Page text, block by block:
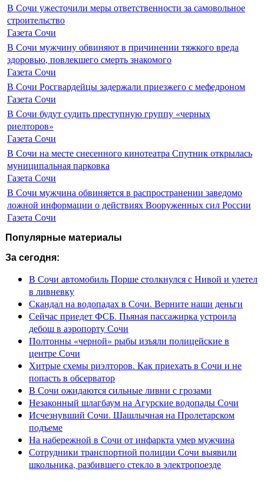
В Сочи ужесточили меры ответственности за самовольное
строительство
Газета Сочи
В Сочи мужчину обвиняют в причинении тяжкого вреда
здоровью, повлекшего смерть знакомого
Газета Сочи
В Сочи Росгвардейцы задержали приезжего с мефедроном
Газета Сочи
В Сочи будут судить преступную группу «черных
риелторов»
Газета Сочи
В Сочи на месте снесенного кинотеатра Спутник открылась
муниципальная парковка
Газета Сочи
В Сочи мужчина обвиняется в распространении заведомо
ложной информации о действиях Вооруженных сил России
Газета Сочи
Популярные материалы
За сегодня:
В Сочи автомобиль Порше столкнулся с Нивой и улетел
в ливневку
Скандал на водопадах в Сочи. Верните наши деньги
Сейчас приедет ФСБ. Пьяная пассажирка устроила
дебош в аэропорту Сочи
Полтонны «черной» рыбы изъяли полицейские в
центре Сочи
Хитрые схемы риэлторов. Как приехать в Сочи и не
попасть в обсерватор
В Сочи ожидаются сильные ливни с грозами
Незаконный шлагбаум на Агурские водопады Сочи
Исчезнувший Сочи. Шашлычная на Пролетарском
подъеме
На набережной в Сочи от инфаркта умер мужчина
Сотрудники транспортной полиции Сочи выявили
школьника, разбившего стекло в электропоезде